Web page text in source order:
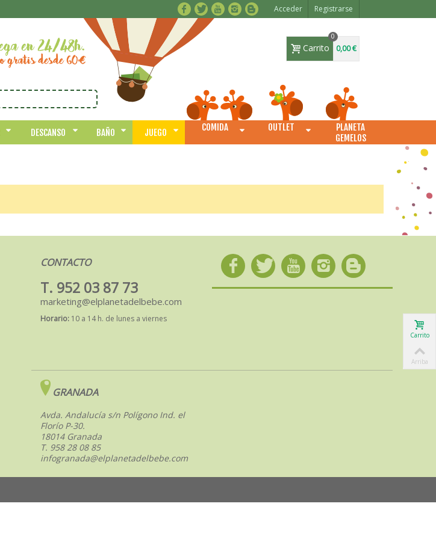
Acceder Registrarse
Carrito
0
0,00 €
DESCANSO BAÑO JUEGO COMIDA OUTLET
PLANETA
GEMELOS
CONTACTO
T. 952 03 87 73
marketing@elplanetadelbebe.com
Horario: 10 a 14 h. de lunes a viernes
GRANADA
Avda. Andalucía s/n Polígono Ind. el
Florío P-30.
18014 Granada
T. 958 28 08 85
infogranada@elplanetadelbebe.com
Carrito
Arriba